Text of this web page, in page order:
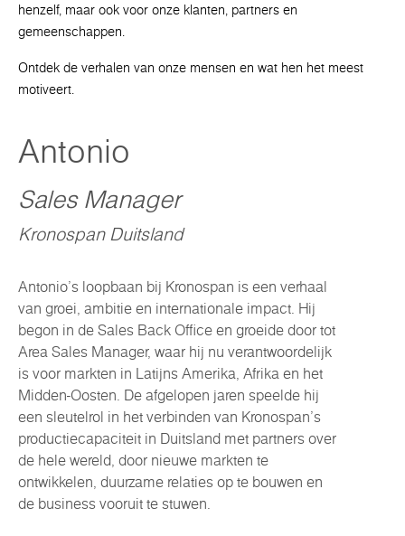
henzelf, maar ook voor onze klanten, partners en
gemeenschappen.
Ontdek de verhalen van onze mensen en wat hen het meest
motiveert.
Antonio
Sales Manager
Kronospan Duitsland
Antonio’s loopbaan bij Kronospan is een verhaal
van groei, ambitie en internationale impact. Hij
begon in de Sales Back Office en groeide door tot
Area Sales Manager, waar hij nu verantwoordelijk
is voor markten in Latijns Amerika, Afrika en het
Midden-Oosten. De afgelopen jaren speelde hij
een sleutelrol in het verbinden van Kronospan’s
productiecapaciteit in Duitsland met partners over
de hele wereld, door nieuwe markten te
ontwikkelen, duurzame relaties op te bouwen en
de business vooruit te stuwen.